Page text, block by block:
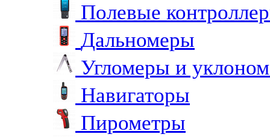
Полевые
Дальномеры
Угломеры и
Навигаторы
Пирометры